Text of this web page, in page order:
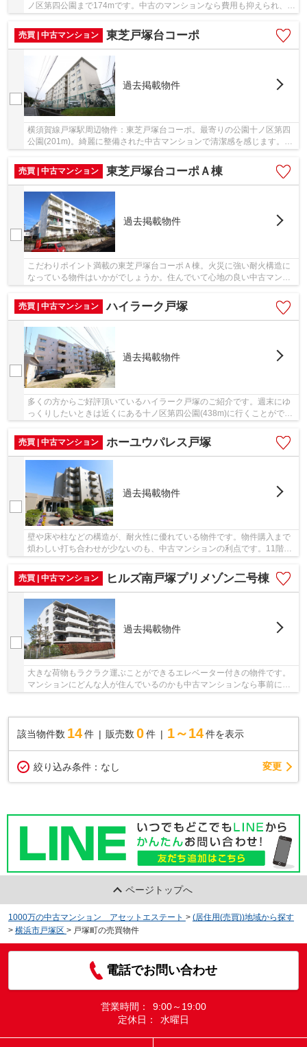
ノ区第四公園まで174mです。中古のマンションなら費用も抑えられ、そ
売買 | 中古マンション
東芝戸塚台コーポ
過去掲載物件
横須賀線戸塚駅周辺物件：東芝戸塚台コーポ。最寄りの公園十ノ区第四
公園(201m)。綺麗に整備された中古マンションで清潔感を感じます。不
売買 | 中古マンション
東芝戸塚台コーポＡ棟
過去掲載物件
こだわりポイント満載の東芝戸塚台コーポＡ棟。火災に強い耐火構造に
なっている物件はいかがでしょうか。住んでいて心地の良い中古マンシ
ョンで魅力的です。人生で一度あるかないかの...
売買 | 中古マンション
ハイラーク戸塚
過去掲載物件
多くの方からご好評頂いているハイラーク戸塚のご紹介です。週末にゆ
っくりしたいときは近くにある十ノ区第四公園(438m)に行くことができ
売買 | 中古マンション
ホーユウパレス戸塚
過去掲載物件
壁や床や柱などの構造が、耐火性に優れている物件です。物件購入まで
煩わしい打ち合わせが少ないのも、中古マンションの利点です。11階建
売買 | 中古マンション
ヒルズ南戸塚プリメゾン二号棟
過去掲載物件
大きな荷物もラクラク運ぶことができるエレベーター付きの物件です。
マンションにどんな人が住んでいるのかも中古マンションなら事前に知
該当物件数 14件 販売数 0 件 1～14 件を表示
絞り込み条件： なし 変更
ページトップへ
1000万の中古マンション アセットエステート > (居住用(売買))地域から探す
> 横浜市戸塚区 > 戸塚町の売買物件
電話でお問い合わせ
営業時間：
9:00～19:00
定休日：
水曜日